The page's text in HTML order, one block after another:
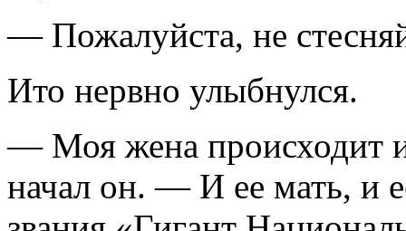
— Пожалуйста, не
Ито нервно улыбнулся.
— Моя жена происходит
начал он. — И ее мать, и